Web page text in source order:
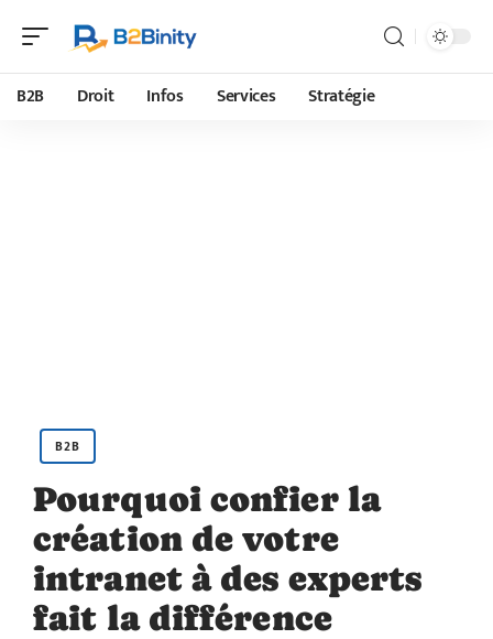
B2B Droit Infos Services Stratégie
B2B
Pourquoi confier la
création de votre
intranet à des experts
fait la différence